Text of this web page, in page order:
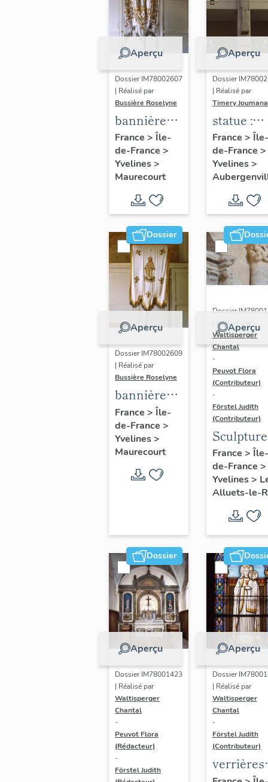
Aperçu
Dossier IM78002607
| Réalisé par
Bussière Roselyne
bannière
de
procession
: Jeanne
France > Île-
de-France >
Yvelines>
Maurecourt
Aperçu
Dossier
| Réalisé par
Timery Joumana
statue :
Christ en
croix
France > Île-
de-France >
Yvelines>
Dossier
Aperçu
Dossier IM78002609
| Réalisé par
Bussière Roselyne
bannière
de
procession
:
Conception
France > Île-
de-France >
Yvelines>
Maurecourt
Aperçu
Dossier
| Réalisé par
Waltisperger
Chantal
-
Peuvot Flora
(Contributeur)
-
Förstel Judith
(Contributeur)
de la
chapelle
France > Île-
de-France >
Yvelines>
Alluets-le-
Dossier
Aperçu
Dossier IM78001423
| Réalisé par
Waltisperger
Chantal
-
Peuvot Flora
(Rédacteur)
-
Förstel Judith
Aperçu
Dossier
| Réalisé par
Waltisperger
Chantal
-
Förstel Judith
(Contributeur)
verrières